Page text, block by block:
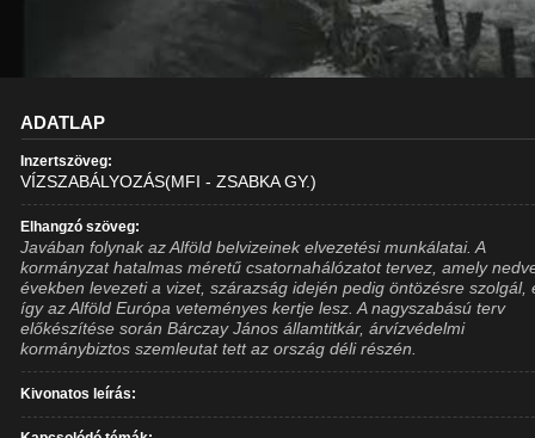
ADATLAP
Inzertszöveg:
VÍZSZABÁLYOZÁS(MFI - ZSABKA GY.)
Elhangzó szöveg:
Javában folynak az Alföld belvizeinek elvezetési munkálatai. A
kormányzat hatalmas méretű csatornahálózatot tervez, amely
években levezeti a vizet, szárazság idején pedig öntözésre szolgál,
így az Alföld Európa veteményes kertje lesz. A nagyszabású terv
előkészítése során Bárczay János államtitkár, árvízvédelmi
kormánybiztos szemleutat tett az ország déli részén.
Kivonatos leírás: